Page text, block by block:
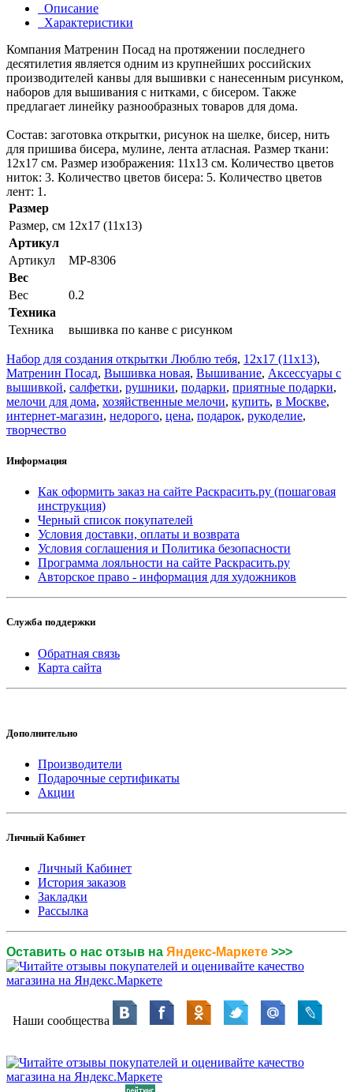
Описание
Характеристики
Компания Матренин Посад на протяжении последнего
десятилетия является одним из крупнейших российских
производителей канвы для вышивки с нанесенным рисунком,
наборов для вышивания с нитками, с бисером. Также
предлагает линейку разнообразных товаров для дома.
Состав: заготовка открытки, рисунок на шелке, бисер, нить
для пришива бисера, мулине, лента атласная. Размер ткани:
12х17 см. Размер изображения: 11х13 см. Количество цветов
ниток: 3. Количество цветов бисера: 5. Количество цветов
лент: 1.
Размер
Размер, см 12x17 (11x13)
Артикул
Артикул
MP-8306
Вес
Вес
0.2
Техника
Техника
вышивка по канве с рисунком
Набор для создания открытки Люблю тебя, 12x17 (11x13),
Матренин Посад, Вышивка новая, Вышивание, Аксессуары с
вышивкой, салфетки, рушники, подарки, приятные подарки,
мелочи для дома, хозяйственные мелочи, купить, в Москве,
интернет-магазин, недорого, цена, подарок, рукоделие,
творчество
Информация
Как оформить заказ на сайте Раскрасить.ру (пошаговая
инструкция)
Черный список покупателей
Условия доставки, оплаты и возврата
Условия соглашения и Политика безопасности
Программа лояльности на сайте Раскрасить.ру
Авторское право - информация для художников
Служба поддержки
Обратная связь
Карта сайта
Дополнительно
Производители
Подарочные сертификаты
Акции
Личный Кабинет
Личный Кабинет
История заказов
Закладки
Рассылка
Оставить о нас отзыв на Яндекс-Маркете >>>
Наши сообщества